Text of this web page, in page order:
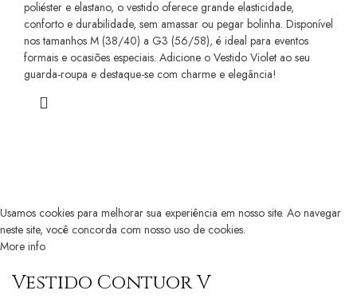
poliéster e elastano, o vestido oferece grande elasticidade,
conforto e durabilidade, sem amassar ou pegar bolinha. Disponível
nos tamanhos M (38/40) a G3 (56/58), é ideal para eventos
formais e ocasiões especiais. Adicione o Vestido Violet ao seu
guarda-roupa e destaque-se com charme e elegância!
Usamos cookies para melhorar sua experiência em nosso site. Ao navegar
neste site, você concorda com nosso uso de cookies.
More info
Vestido Contuor V